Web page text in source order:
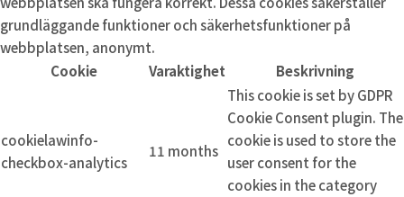
grundläggande funktioner och säkerhetsfunktioner på
webbplatsen, anonymt.
Cookie
Varaktighet Beskrivning
cookielawinfo-
checkbox-analytics
11 months
This cookie is set by GDPR
Cookie Consent plugin. The
cookie is used to store the
user consent for the
cookies in the category